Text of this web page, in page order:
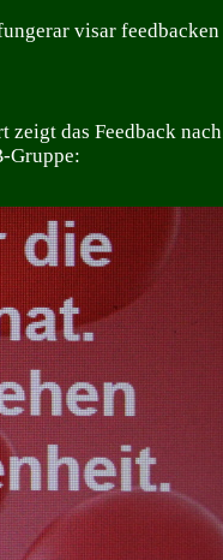
visar feedbacken
zeigt das Feedback nach
Gruppe: